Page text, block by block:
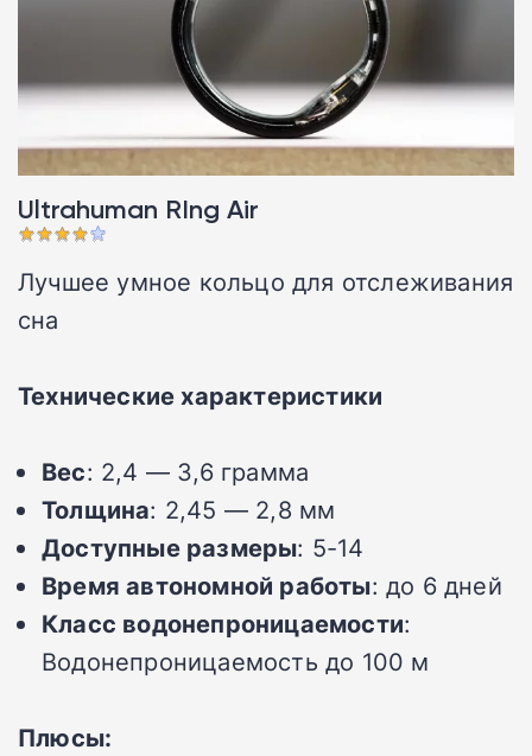
Ultrahuman RIng Air
Лучшее умное кольцо для отслеживания
сна
Технические характеристики
Вес: 2,4 — 3,6 грамма
Толщина: 2,45 — 2,8 мм
Доступные размеры: 5-14
Время автономной работы: до 6 дней
Класс водонепроницаемости:
Водонепроницаемость до 100 м
Плюсы: